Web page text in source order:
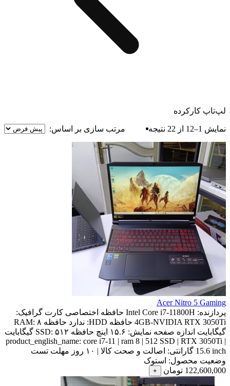
لپ‌تاپ کارکرده
نمایش 1–12 از 22 نتیجه مرتب سازی بر اساس:
Acer Nitro 5 Gaming
پردازنده: Intel Core i7-11800H حافظه اختصاصی کارت گرافیک:
4GB-NVIDIA RTX 3050Ti حافظه HDD: ندارد حافظه RAM: ۸
گیگابایت اندازه صفحه نمایش: ۱۵.۶ اینچ حافظه SSD: ۵۱۲ گیگابایت
product_english_name: core i7-11 | ram 8 | 512 SSD | RTX 3050Ti |
15.6 inch گارانتی: اصالت و صحت کالا | ۱۰ روز مهلت تست
وضعیت محصول: استوک
122,600,000 تومان +